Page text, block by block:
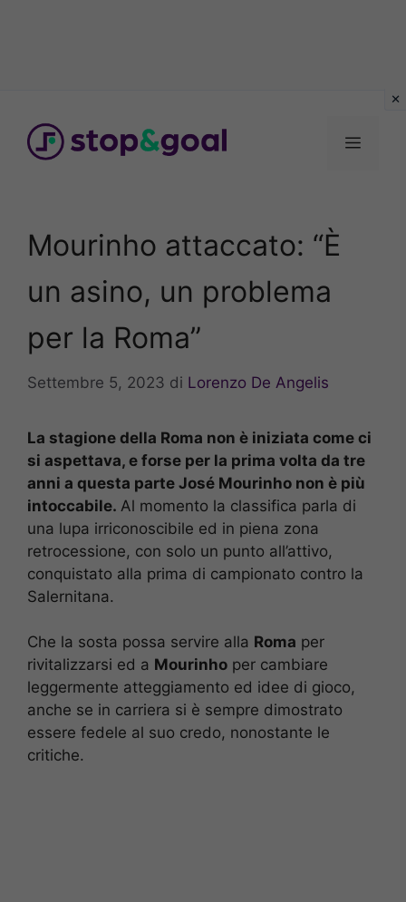
contenuto
Menu
Mourinho attaccato: “È
un asino, un problema
per la Roma”
Settembre 5, 2023 di Lorenzo De Angelis
La stagione della Roma non è iniziata come ci
si aspettava, e forse per la prima volta da tre
anni a questa parte José Mourinho non è più
intoccabile. Al momento la classifica parla di
una lupa irriconoscibile ed in piena zona
retrocessione, con solo un punto all’attivo,
conquistato alla prima di campionato contro la
Salernitana.
Che la sosta possa servire alla Roma per
rivitalizzarsi ed a Mourinho per cambiare
leggermente atteggiamento ed idee di gioco,
anche se in carriera si è sempre dimostrato
essere fedele al suo credo, nonostante le
critiche.